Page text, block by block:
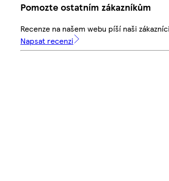
Pomozte ostatním zákazníkům
Recenze na našem webu píší naši
Napsat recenzi